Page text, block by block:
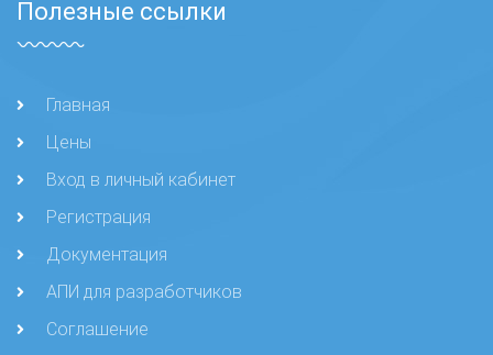
Полезные ссылки
Главная
Цены
Вход в личный кабинет
Регистрация
Документация
АПИ для разработчиков
Соглашение